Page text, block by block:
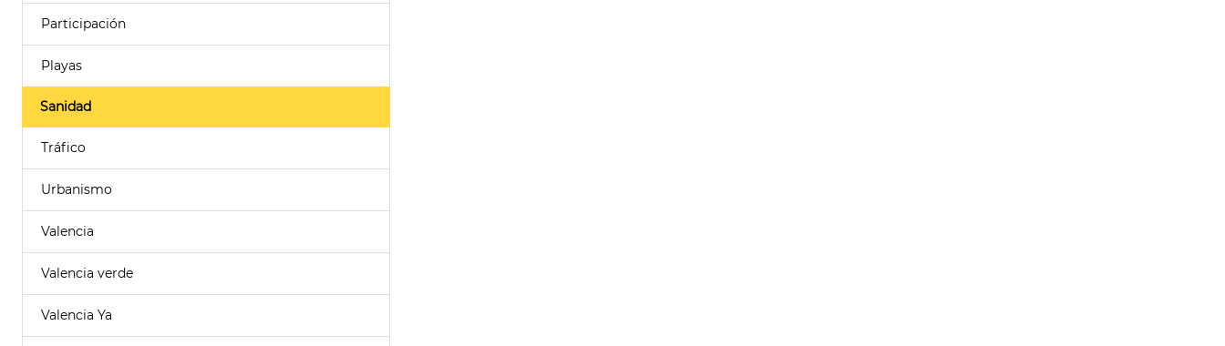
Participación
Playas
Sanidad
Tráfico
Urbanismo
Valencia
Valencia verde
Valencia Ya